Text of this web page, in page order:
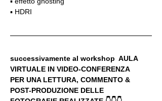
▪️ HDRI
successivamente al workshop  AULA
VIRTUALE IN VIDEO-CONFERENZA
PER UNA LETTURA, COMMENTO &
POST-PRODUZIONE DELLE